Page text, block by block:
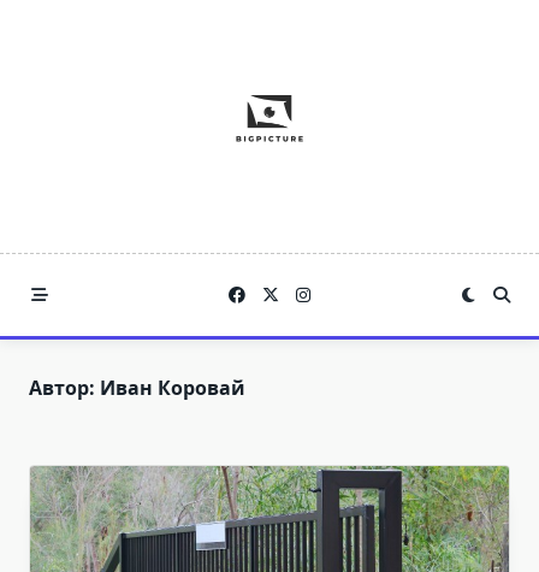
Автор: Иван Коровай